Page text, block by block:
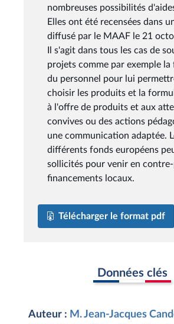
Télécharger le format pdf
Données clés
Auteur : M. Jean-Jacques